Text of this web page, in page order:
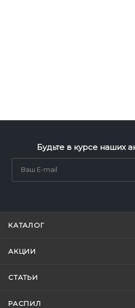
Будьте в курсе наших
КАТАЛОГ
АКЦИИ
СТАТЬИ
РАСПИЛ